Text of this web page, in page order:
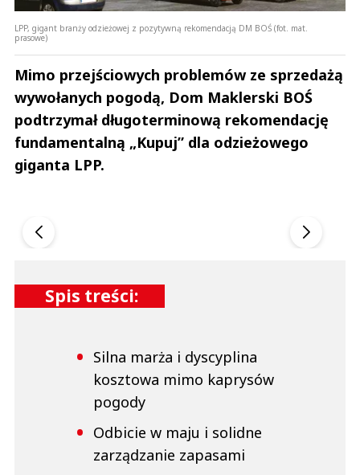
LPP, gigant branży odzieżowej z pozytywną rekomendacją DM BOŚ (fot. mat.
prasowe)
Mimo przejściowych problemów ze sprzedażą
wywołanych pogodą, Dom Maklerski BOŚ
podtrzymał długoterminową rekomendację
fundamentalną „Kupuj” dla odzieżowego
giganta LPP.
Spis treści:
Silna marża i dyscyplina
kosztowa mimo kaprysów
pogody
Odbicie w maju i solidne
zarządzanie zapasami